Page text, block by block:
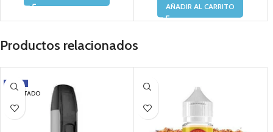
AÑADIR AL CARRITO
Productos relacionados
-5%
AGOTADO